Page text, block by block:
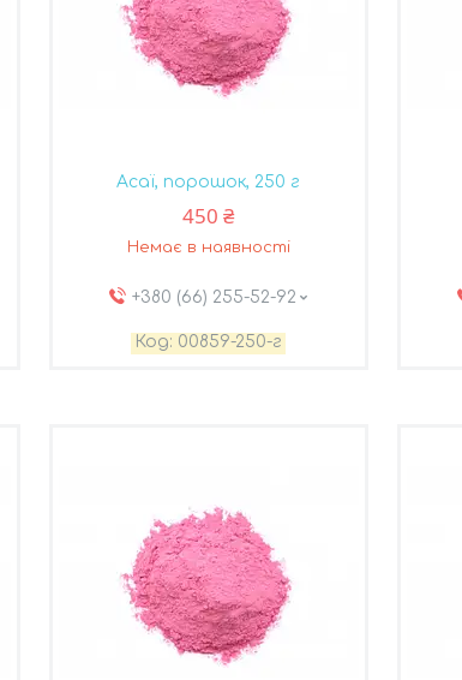
Асаї, порошок, 250 г
450 ₴
Немає в наявності
+380 (66) 255-52-92
00859-250-г